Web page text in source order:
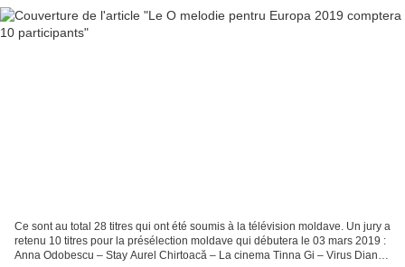
Ce sont au total 28 titres qui ont été soumis à la télévision moldave. Un jury a
retenu 10 titres pour la présélection moldave qui débutera le 03 mars 2019 :
Anna Odobescu – Stay Aurel Chirtoacă – La cinema Tinna Gi – Virus Diana